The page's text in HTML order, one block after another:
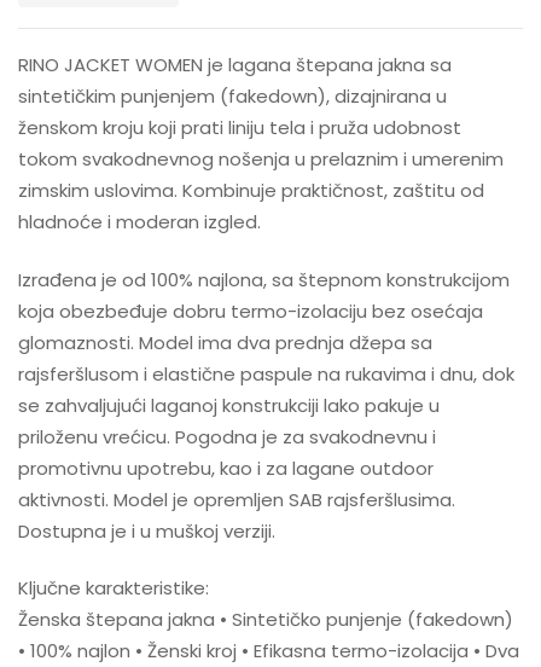
RINO JACKET WOMEN je lagana štepana jakna sa
sintetičkim punjenjem (fakedown), dizajnirana u
ženskom kroju koji prati liniju tela i pruža udobnost
tokom svakodnevnog nošenja u prelaznim i umerenim
zimskim uslovima. Kombinuje praktičnost, zaštitu od
hladnoće i moderan izgled.
Izrađena je od 100% najlona, sa štepnom konstrukcijom
koja obezbeđuje dobru termo-izolaciju bez osećaja
glomaznosti. Model ima dva prednja džepa sa
rajsferšlusom i elastične paspule na rukavima i dnu, dok
se zahvaljujući laganoj konstrukciji lako pakuje u
priloženu vrećicu. Pogodna je za svakodnevnu i
promotivnu upotrebu, kao i za lagane outdoor
aktivnosti. Model je opremljen SAB rajsferšlusima.
Dostupna je i u muškoj verziji.
Ključne karakteristike:
Ženska štepana jakna • Sintetičko punjenje (fakedown)
• 100% najlon • Ženski kroj • Efikasna termo-izolacija • Dva